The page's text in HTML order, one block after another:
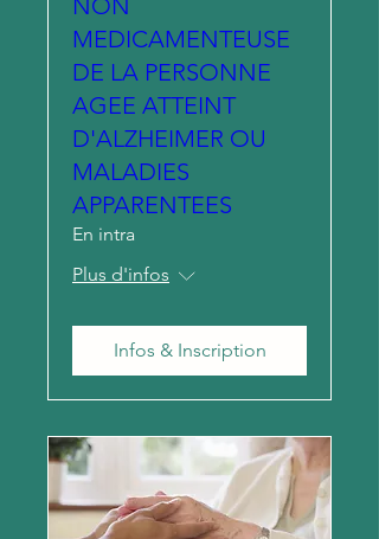
NON
MEDICAMENTEUSE
DE LA PERSONNE
AGEE ATTEINT
D'ALZHEIMER OU
MALADIES
APPARENTEES
En intra
Plus d'infos
Infos & Inscription